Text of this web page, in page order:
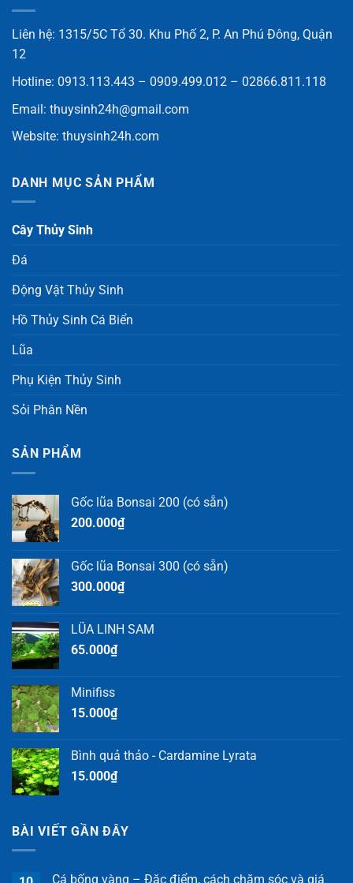
Liên hệ: 1315/5C Tổ 30. Khu Phố 2, P. An Phú Đông, Quận
12
Hotline: 0913.113.443 – 0909.499.012 – 02866.811.118
Email: thuysinh24h@gmail.com
Website: thuysinh24h.com
DANH MỤC SẢN PHẨM
Cây Thủy Sinh
Đá
Động Vật Thủy Sinh
Hồ Thủy Sinh Cá Biển
Lũa
Phụ Kiện Thủy Sinh
Sỏi Phân Nền
SẢN PHẨM
Gốc lũa Bonsai 200 (có sẵn)
200.000₫
Gốc lũa Bonsai 300 (có sẵn)
300.000₫
LŨA LINH SAM
65.000₫
Minifiss
15.000₫
Bình quả thảo - Cardamine Lyrata
15.000₫
BÀI VIẾT GẦN ĐÂY
Cá bống vàng – Đặc điểm, cách chăm sóc và giá